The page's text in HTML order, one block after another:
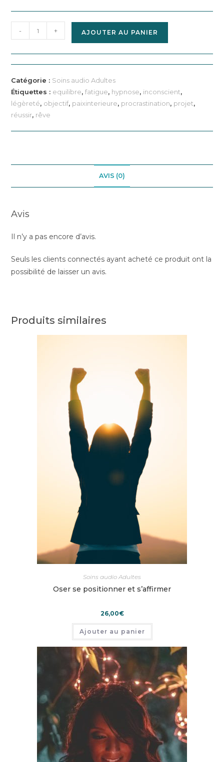
quantité
de
Avancer
sereinement
vers
ses
rêves
- + AJOUTER AU PANIER
Catégorie : Soins audio Adultes
Étiquettes : equilibre,fatigue, hypnose, inconscient,
légèreté, objectif, paixinterieure, procrastination, projet,
réussir, rêve
AVIS (0)
Avis
Il n’y a pas encore d’avis.
Seuls les clients connectés ayant acheté ce produit ont la
possibilité de laisser un avis.
Produits similaires
Soins audio Adultes
Oser se positionner et s’affirmer
26,00€
Ajouter au panier